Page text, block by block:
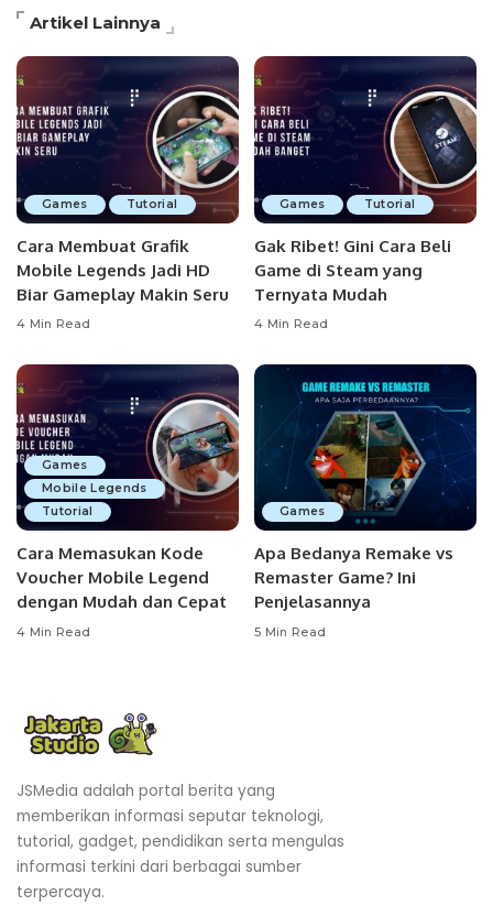
Artikel Lainnya
Games Tutorial
Cara Membuat Grafik
Mobile Legends Jadi HD
Biar Gameplay Makin Seru
4 Min Read
Games Tutorial
Gak Ribet! Gini Cara Beli
Game di Steam yang
Ternyata Mudah
4 Min Read
Games
Mobile Legends
Tutorial
Cara Memasukan Kode
Voucher Mobile Legend
dengan Mudah dan Cepat
4 Min Read
Games
Apa Bedanya Remake vs
Remaster Game? Ini
Penjelasannya
5 Min Read
JSMedia adalah portal berita yang
memberikan informasi seputar teknologi,
tutorial, gadget, pendidikan serta mengulas
informasi terkini dari berbagai sumber
terpercaya.